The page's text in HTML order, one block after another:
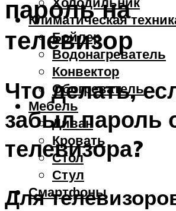
Климатическая
Бойлер
Водонагреватель
Конвектор
Обогреватель
Мебель
Диван
Кровать
Стол
Стул
Смартфоны
пароль на
телевизор
Что делать,
забыл пароль
телевизора?
Для